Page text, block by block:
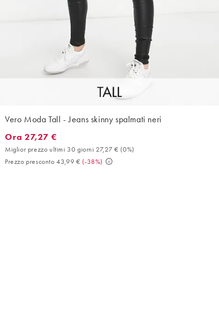
Vero Moda Tall - Jeans skinny spalmati neri
Ora 27,27 €. Miglior prezzo ultimi 30 giorni 27,27 € (0%).
Ora 27,27 €
Miglior prezzo ultimi 30 giorni 27,27 € (0%)
Prezzo presconto 43,99 € (-38%)